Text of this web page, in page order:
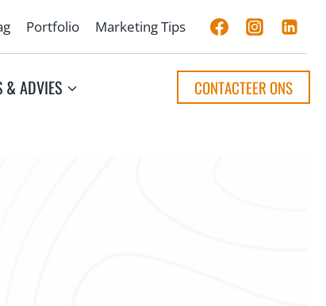
Portfolio Marketing Tips
& ADVIES CONTACTEER ONS